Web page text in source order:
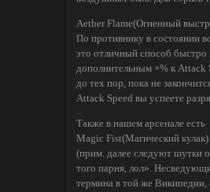
Aether Flame(Огненный
По противнику в состоянии
это отличный способ быстро
дополнительным +% к Attack
до тех пор, пока не
Attack Speed вы успеете
Также в нашем арсенале есть
Magic Fist(Магический кулак)
(прим. далее следуют шутки
того парня, лол».
термина в той же Википедии,